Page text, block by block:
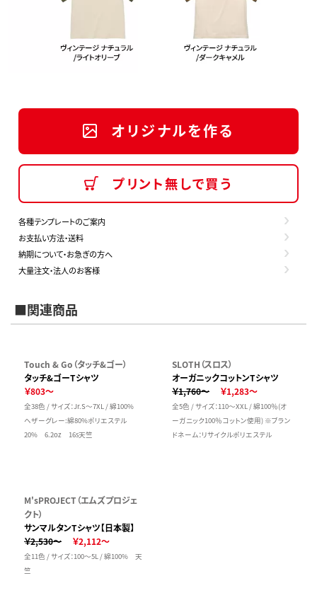
オリジナルを作る
プリント無しで買う
各種テンプレートのご案内
お支払い方法・送料
納期について・お急ぎの方へ
大量注文・法人のお客様
■関連商品
Touch & Go（タッチ&ゴー）
タッチ&ゴーTシャツ
￥803～
全38色 / サイズ：Jr.S～7XL / 綿100%
ヘザーグレー:綿80%ポリエステル
20% 6.2oz 16s天竺
SLOTH（スロス）
オーガニックコットンTシャツ
￥1,760～
￥1,283～
全5色 / サイズ：110～XXL / 綿100％(オ
ーガニック100％コットン使用) ※ブラン
ドネーム：リサイクルポリエステル
M'sPROJECT（エムズプロジェ
クト）
サンマルタンTシャツ【日本製】
￥2,530～
￥2,112～
全11色 / サイズ：100～5L / 綿100% 天
竺